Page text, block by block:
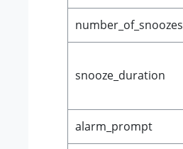
number_of_snoozes
snooze_duration
alarm_prompt